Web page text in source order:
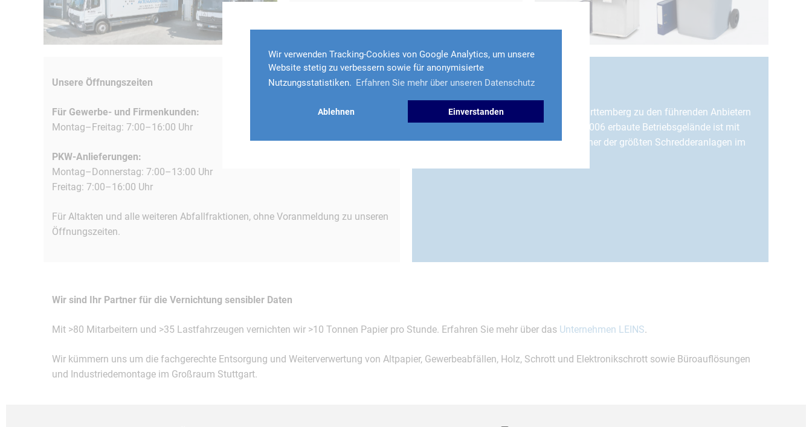
Wir verwenden Tracking-Cookies von Google Analytics, um unsere
Website stetig zu verbessern sowie für anonymisierte
Nutzungsstatistiken. Erfahren Sie mehr über unseren Datenschutz
Ablehnen Einverstanden
Unsere Öffnungszeiten
Für Gewerbe- und Firmenkunden:
Montag–Freitag: 7:00–16:00 Uhr
PKW-Anlieferungen:
Montag–Donnerstag: 7:00–13:00 Uhr
Freitag: 7:00–16:00 Uhr
Für Altakten und alle weiteren Abfallfraktionen, ohne Voranmeldung zu unseren
Öffnungszeiten.
Aktenvernichtung
Seit 40 Jahren zählt LEINS in Baden-Württemberg zu den führenden Anbietern
. Das 2006 erbaute Betriebsgelände ist mit
dem neuesten Stand der Technik und einer der größten Schredderanlagen im
Wir sind Ihr Partner für die Vernichtung sensibler Daten
Mit >80 Mitarbeitern und >35 Lastfahrzeugen vernichten wir >10 Tonnen Papier pro Stunde. Erfahren Sie mehr über das Unternehmen LEINS.
Wir kümmern uns um die fachgerechte Entsorgung und Weiterverwertung von Altpapier, Gewerbeabfällen, Holz, Schrott und Elektronikschrott sowie Büroauflösungen
und Industriedemontage im Großraum Stuttgart.